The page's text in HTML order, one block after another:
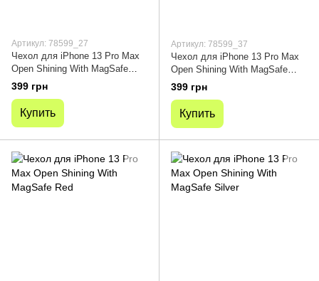
Артикул: 78599_27
Чехол для iPhone 13 Pro Max
Open Shining With MagSafe
Purple
399 грн
Купить
Артикул: 78599_37
Чехол для iPhone 13 Pro Max
Open Shining With MagSafe
Gold
399 грн
Купить